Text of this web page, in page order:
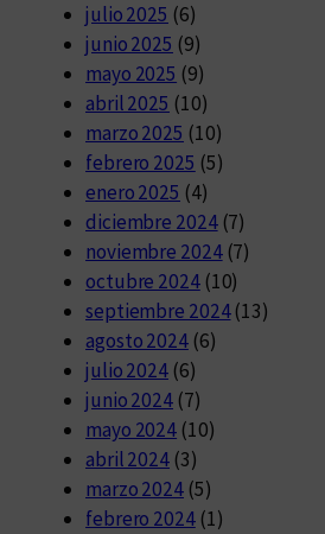
julio 2025 (6)
junio 2025 (9)
mayo 2025 (9)
abril 2025 (10)
marzo 2025 (10)
febrero 2025 (5)
enero 2025 (4)
diciembre 2024(7)
noviembre 2024(7)
octubre 2024(10)
septiembre 2024(13)
agosto 2024(6)
julio 2024 (6)
junio 2024 (7)
mayo 2024 (10)
abril 2024 (3)
marzo 2024 (5)
febrero 2024(1)